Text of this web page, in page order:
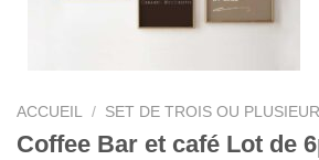
ACCUEIL / SET DE TROIS OU
Coffee Bar et café Lot de